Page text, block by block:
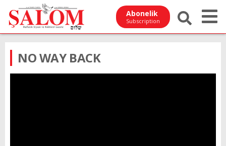
Abonelik
Subscription
NO WAY BACK